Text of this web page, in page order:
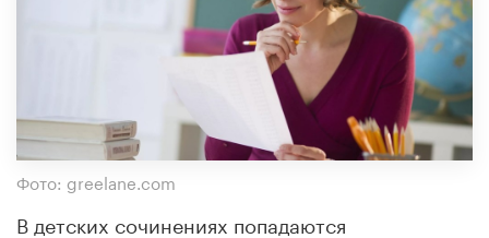
Фото: greelane.com
В детских сочинениях попадаются